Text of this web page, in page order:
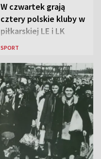
W czwartek grają
cztery polskie kluby w
piłkarskiej LE i LK
SPORT